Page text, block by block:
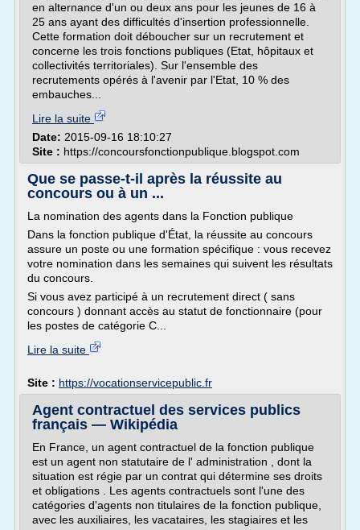
en alternance d'un ou deux ans pour les jeunes de 16 à
25 ans ayant des difficultés d'insertion professionnelle.
Cette formation doit déboucher sur un recrutement et
concerne les trois fonctions publiques (Etat, hôpitaux et
collectivités territoriales). Sur l'ensemble des
recrutements opérés à l'avenir par l'Etat, 10 % des
embauches...
Lire la suite
Date: 2015-09-16 18:10:27
Site : https://concoursfonctionpublique.blogspot.com
Que se passe-t-il après la réussite au
concours ou à un ...
La nomination des agents dans la Fonction publique
Dans la fonction publique d'État, la réussite au concours
assure un poste ou une formation spécifique : vous recevez
votre nomination dans les semaines qui suivent les résultats
du concours.
Si vous avez participé à un recrutement direct ( sans
concours ) donnant accès au statut de fonctionnaire (pour
les postes de catégorie C...
Lire la suite
Site : https://vocationservicepublic.fr
Agent contractuel des services publics
français — Wikipédia
En France, un agent contractuel de la fonction publique
est un agent non statutaire de l' administration , dont la
situation est régie par un contrat qui détermine ses droits
et obligations . Les agents contractuels sont l'une des
catégories d'agents non titulaires de la fonction publique,
avec les auxiliaires, les vacataires, les stagiaires et les